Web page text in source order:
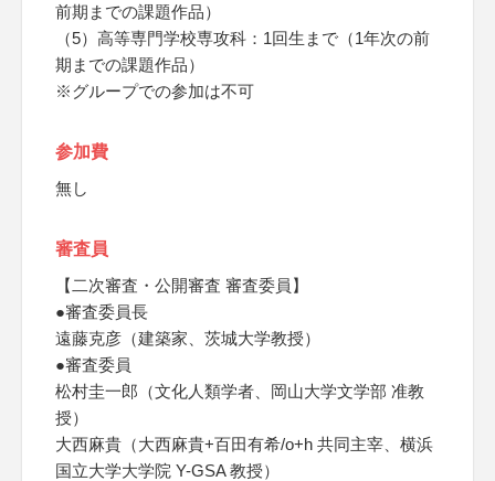
前期までの課題作品）
（5）高等専門学校専攻科：1回生まで（1年次の前
期までの課題作品）
※グループでの参加は不可
参加費
無し
審査員
【二次審査・公開審査 審査委員】
●審査委員長
遠藤克彦（建築家、茨城大学教授）
●審査委員
松村圭一郎（文化人類学者、岡山大学文学部 准教
授）
大西麻貴（大西麻貴+百田有希/o+h 共同主宰、横浜
国立大学大学院 Y-GSA 教授）